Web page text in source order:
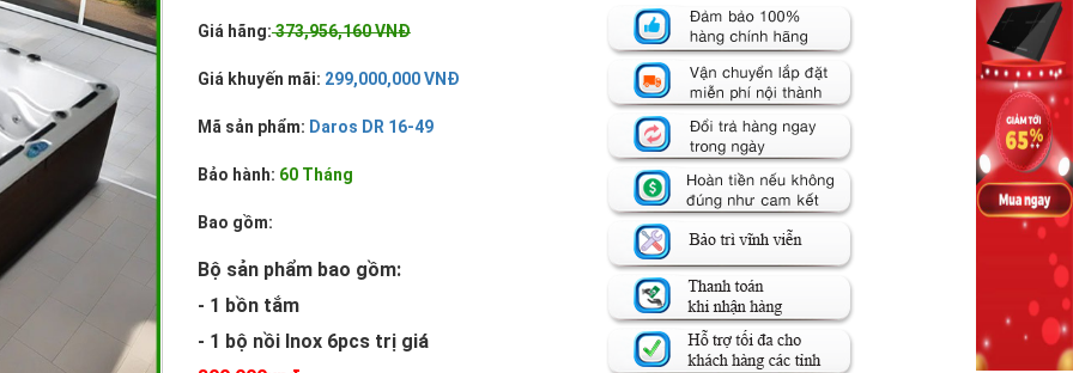
Giá hãng:373,956,160 VNĐ
Giá khuyến mãi: 299,000,000 VNĐ
Mã sản phẩm: Daros DR 16-49
Bảo hành: 60 Tháng
Bao gồm:
Bộ sản phẩm bao gồm:
- 1 bồn tắm
- 1 bộ nồi Inox 6pcs trị giá